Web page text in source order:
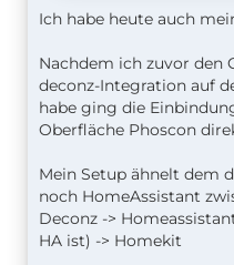
Ich habe heute auch
Nachdem ich zuvor den
deconz-Integration auf
habe ging die
Oberfläche Phoscon
Mein Setup ähnelt dem
noch HomeAssistant
Deconz ->
HA ist) -> Homekit